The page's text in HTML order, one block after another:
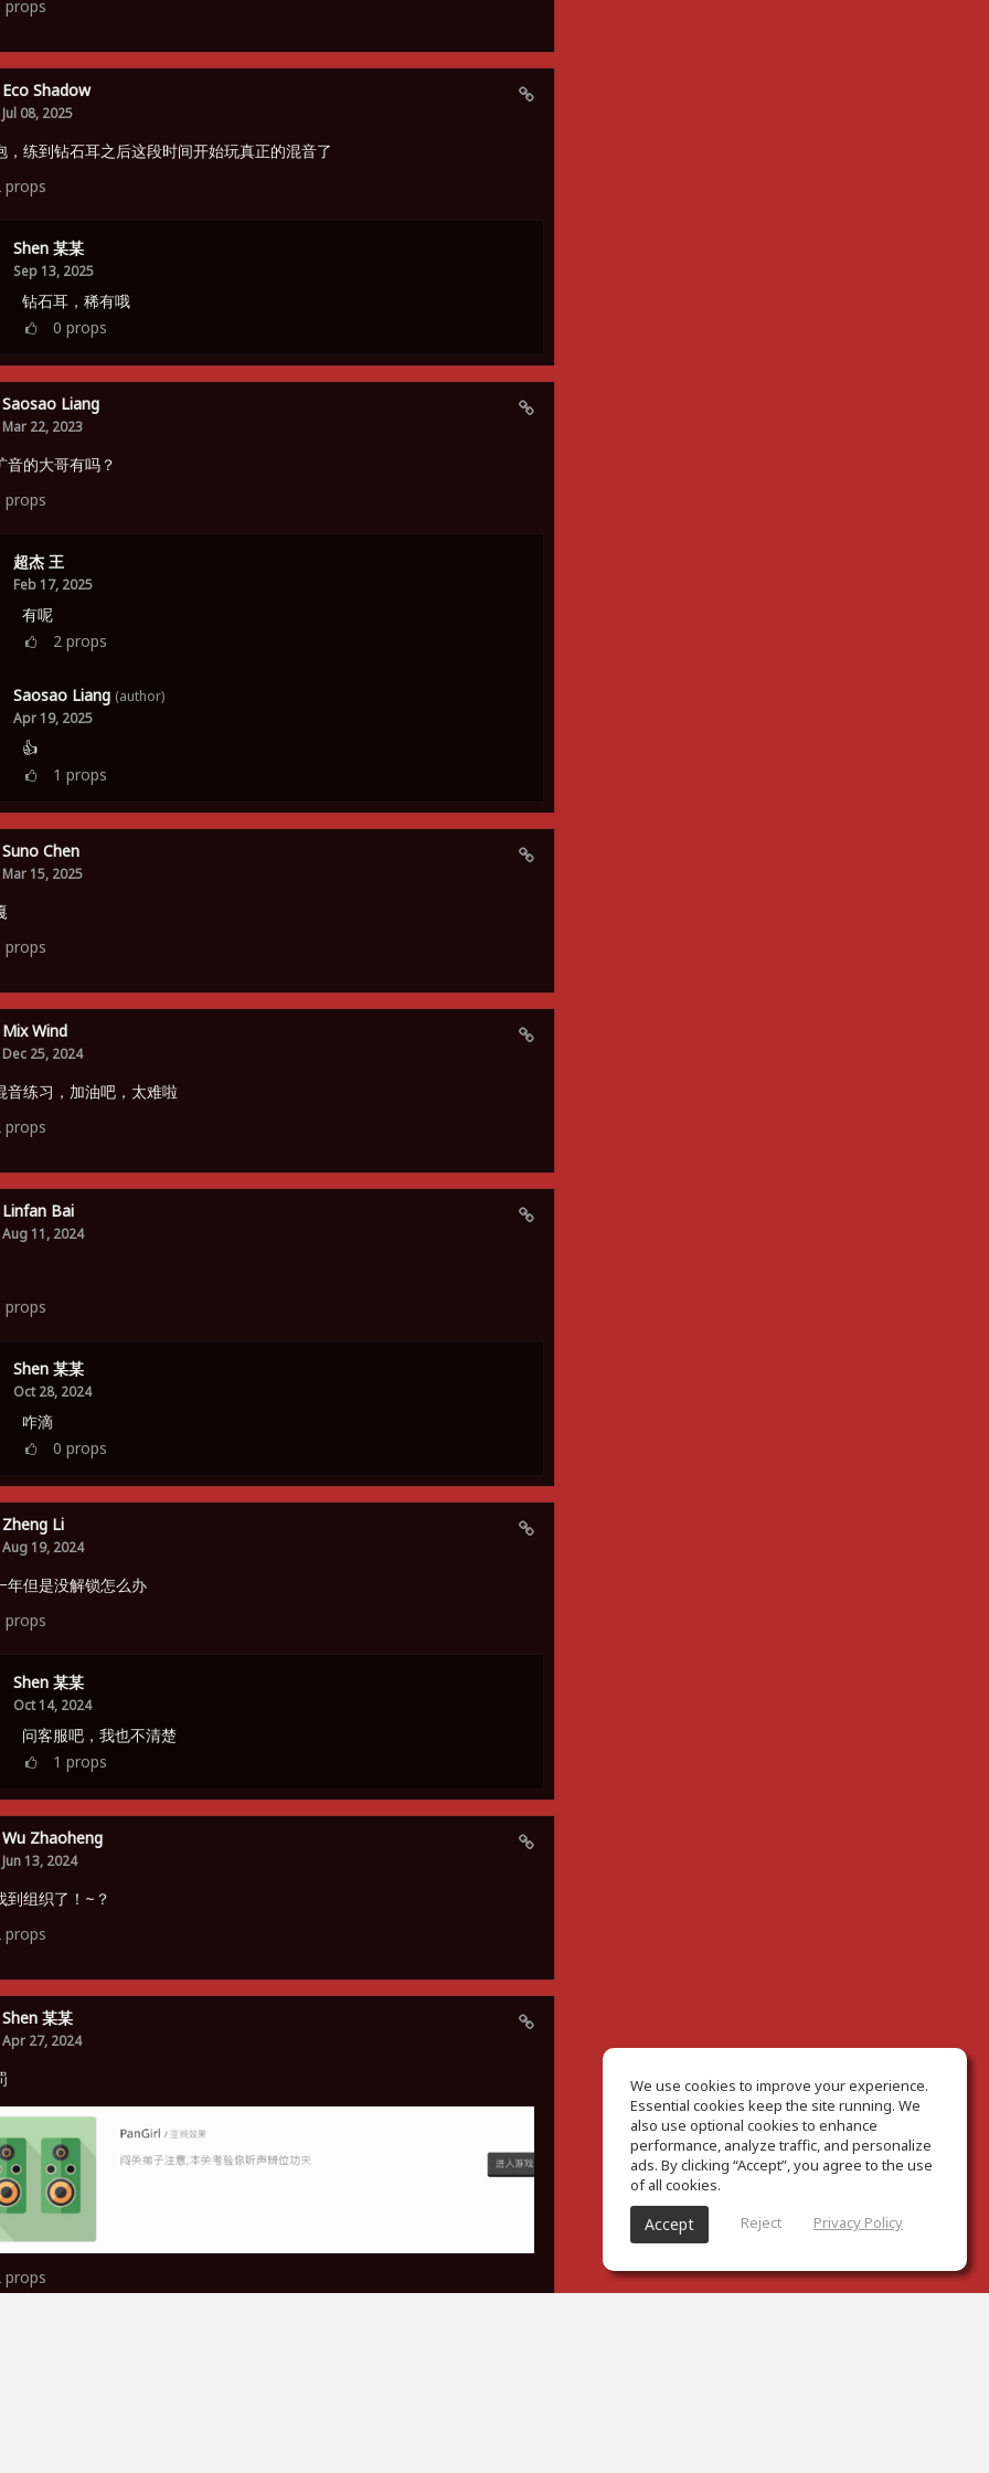
props
Eco Shadow
Jul 08, 2025
，练到钻石耳之后这段时间开始玩真正的混音了
props
Shen 某某
Sep 13, 2025
钻石耳，稀有哦
0 props
Saosao Liang
Mar 22, 2023
音的大哥有吗？
props
超杰 王
Feb 17, 2025
有呢
2 props
Saosao Liang (author)
Apr 19, 2025
👍
1 props
Suno Chen
Mar 15, 2025
props
Mix Wind
Dec 25, 2024
音练习，加油吧，太难啦
props
Linfan Bai
Aug 11, 2024
props
Shen 某某
Oct 28, 2024
咋滴
0 props
Zheng Li
Aug 19, 2024
年但是没解锁怎么办
props
Shen 某某
Oct 14, 2024
问客服吧，我也不清楚
1 props
Wu Zhaoheng
Jun 13, 2024
到组织了！~？
props
Shen 某某
Apr 27, 2024
props
We use cookies to improve your experience.
Essential cookies keep the site running. We
also use optional cookies to enhance
performance, analyze traffic, and personalize
ads. By clicking “Accept”, you agree to the use
of all cookies.
Accept Reject Privacy Policy